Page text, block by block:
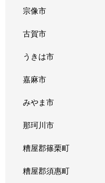
宗像市
古賀市
うきは市
嘉麻市
みやま市
那珂川市
糟屋郡篠栗町
糟屋郡須惠町